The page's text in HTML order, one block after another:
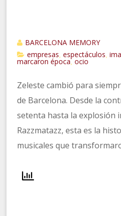
BARCELONA MEMORY
empresas
,espectáculos ,
marcaron época ,ocio
Zeleste cambió para
de Barcelona. Desde la
setenta hasta la explosión
Razzmatazz, esta es la
musicales que